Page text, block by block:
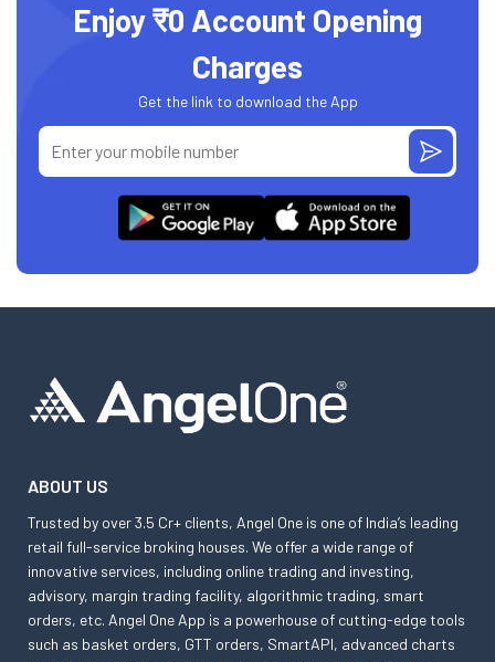
Enjoy ₹0 Account Opening
Charges
Get the link to download the App
ABOUT US
Trusted by over 3.5 Cr+ clients, Angel One is one of India’s leading
retail full-service broking houses. We offer a wide range of
innovative services, including online trading and investing,
advisory, margin trading facility, algorithmic trading, smart
orders, etc. Angel One App is a powerhouse of cutting-edge tools
such as basket orders, GTT orders, SmartAPI, advanced charts